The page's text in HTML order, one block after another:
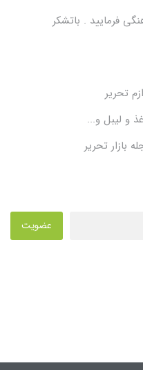
فرمایید . باتشکر
تحریر
و لیبل و...
بازار تحریر
عضویت